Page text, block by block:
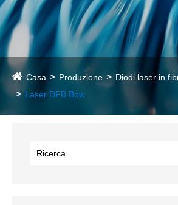
Casa Produzione
Diodi laser in
Laser DFB Bow